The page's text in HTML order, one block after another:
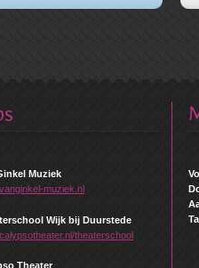
Muziek
muziek.nl
Wijk bij Duurstede
theaterschool
Theater